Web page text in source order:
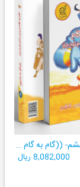
چراغ جادوی ششم- ((گام به گام ششم لوح برتر- 9 کتاب در یک کتاب))
8,082,000 ریال